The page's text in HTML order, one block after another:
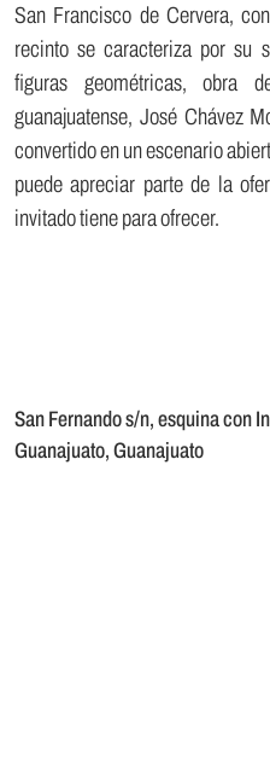
San Francisco de Cervera,
recinto se caracteriza por su
figuras geométricas, obra
guanajuatense, José Chávez
convertido en un escenario
puede apreciar parte de la
invitado tiene para ofrecer.
San Fernando s/n, esquina con
Guanajuato, Guanajuato